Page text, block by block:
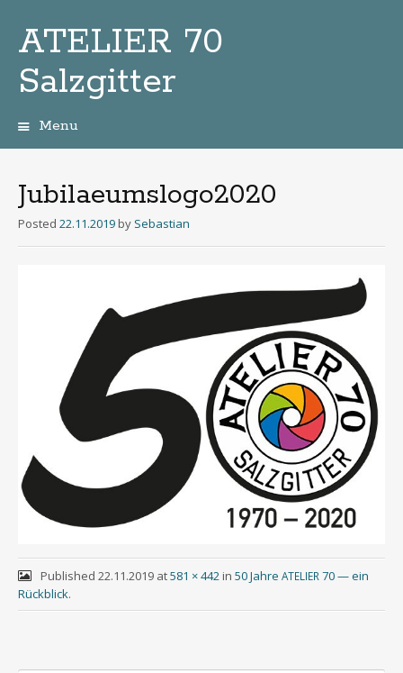
ATELIER 70
Salzgitter
Menu
Jubilaeumslogo2020
Posted 22.11.2019 by Sebastian
Published 22.11.2019at581 × 442in 50 Jahre ATELIER70 — ein
Rückblick.